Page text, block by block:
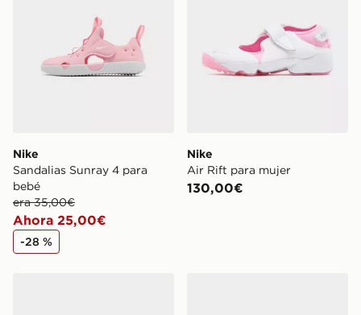
Nike
Sandalias Sunray 4 para
bebé
era 35,00€
Ahora 25,00€
-28 %
Nike
Air Rift para mujer
130,00€